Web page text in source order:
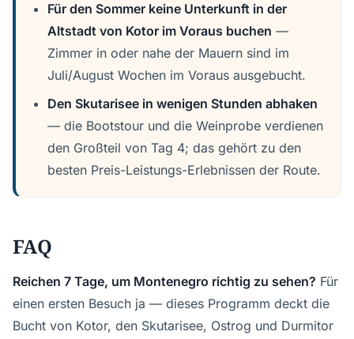
Für den Sommer keine Unterkunft in der
Altstadt von Kotor im Voraus buchen —
Zimmer in oder nahe der Mauern sind im
Juli/August Wochen im Voraus ausgebucht.
Den Skutarisee in wenigen Stunden abhaken
— die Bootstour und die Weinprobe verdienen
den Großteil von Tag 4; das gehört zu den
besten Preis-Leistungs-Erlebnissen der Route.
FAQ
Reichen 7 Tage, um Montenegro richtig zu sehen? Für
einen ersten Besuch ja — dieses Programm deckt die
Bucht von Kotor, den Skutarisee, Ostrog und Durmitor